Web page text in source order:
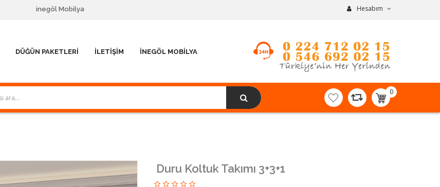
inegöl Mobilya Hesabım
DÜĞÜN PAKETLERI İLETIŞIM İNEGÖL MOBILYA
0
item(s)
-
Duru Koltuk Takımı 3+3+1